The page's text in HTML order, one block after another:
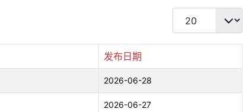
每页显示条数
发布日期
2026-06-28
2026-06-27